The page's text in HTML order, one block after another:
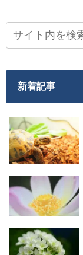
新着記事